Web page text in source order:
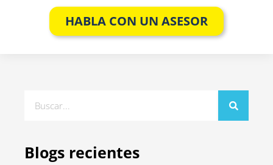
HABLA CON UN ASESOR
Blogs recientes